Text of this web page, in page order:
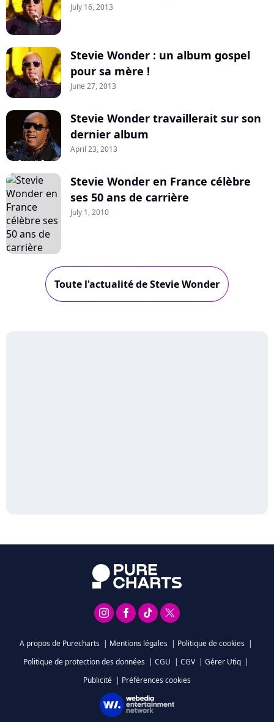
July 16, 2013
Stevie Wonder : un album gospel
pour sa mère !
June 27, 2013
Stevie Wonder travaillerait sur son
dernier album
April 23, 2013
Stevie Wonder en France célèbre
ses 50 ans de carrière
July 1, 2010
Toute l'actualité de Stevie Wonder
A propos de Purecharts | Mentions légales | Politique de cookies |
Politique de protection des données | CGU | CGV | Gérer Utiq |
Publicité | Préférences cookies